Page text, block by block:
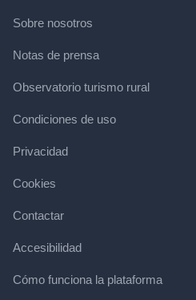
Sobre nosotros
Notas de prensa
Observatorio turismo rural
Condiciones de uso
Privacidad
Cookies
Contactar
Accesibilidad
Cómo funciona la plataforma